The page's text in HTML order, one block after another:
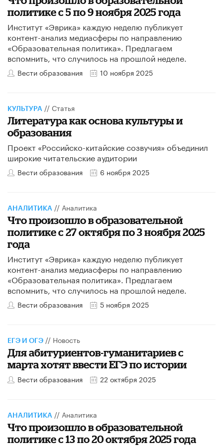
политике с 5 по 9 ноября 2025 года
Институт «Эврика» каждую неделю публикует
контент-анализ медиасферы по направлению
«Образовательная политика». Предлагаем
вспомнить, что случилось на прошлой неделе.
Вести образования 10 ноября 2025
КУЛЬТУРА // Статья
Литература как основа культуры и
образования
Проект «Российско-китайские созвучия» объединил
широкие читательские аудитории
Вести образования 6 ноября 2025
АНАЛИТИКА // Аналитика
Что произошло в образовательной
политике с 27 октября по 3 ноября 2025
года
Институт «Эврика» каждую неделю публикует
контент-анализ медиасферы по направлению
«Образовательная политика». Предлагаем
вспомнить, что случилось на прошлой неделе.
Вести образования 5 ноября 2025
ЕГЭ И ОГЭ // Новость
Для абитуриентов-гуманитариев с
марта хотят ввести ЕГЭ по истории
Вести образования 22 октября 2025
АНАЛИТИКА // Аналитика
Что произошло в образовательной
политике с 13 по 20 октября 2025 года